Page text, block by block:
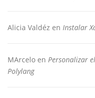
Alicia Valdéz en Instalar
MArcelo en Personalizar
Polylang